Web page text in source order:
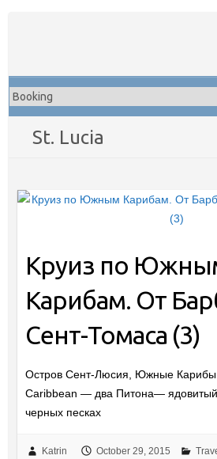
St. Lucia
Круиз по
Карибам. От
Сент-Томаса (3)
Остров Сент-Люсия, Южные Карибы
Caribbean — два Питона—
черных песках
Katrin October 29, 2015